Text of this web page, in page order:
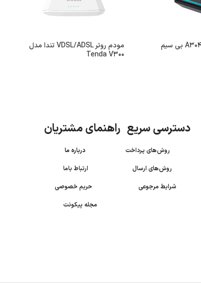
مودم یوتل مدل A304U بی سیم
مودم روتر VDSL/ADSL تندا مدل
Tenda V300
دسترسی سریع راهنمای مشتریان
روش‌های پرداختدرباره ما
روش‌های ارسال
ارتباط باما
شرایط مرجوعی
حریم خصوصی
مجله پیکونت